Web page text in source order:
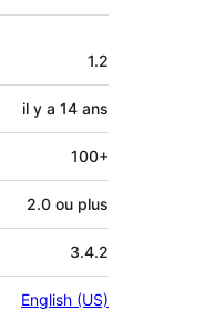
1.2
il y a 14 ans
100+
2.0 ou plus
3.4.2
English (US)